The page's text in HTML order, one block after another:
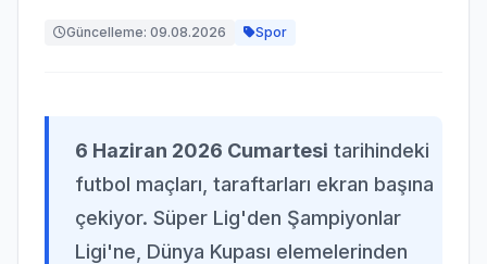
Güncelleme: 09.08.2026 Spor
6 Haziran 2026 Cumartesi tarihindeki
futbol maçları, taraftarları ekran başına
çekiyor. Süper Lig'den Şampiyonlar
Ligi'ne, Dünya Kupası elemelerinden